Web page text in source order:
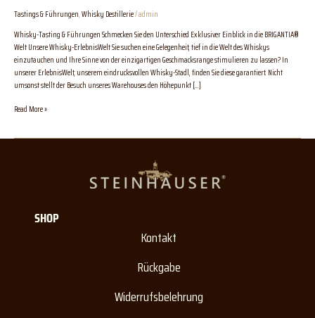
Tastings & Führungen,Whisky Destillerie/admin
Whisky-Tasting & Führungen Schmecken Sie den Unterschied Exklusiver Einblick in die BRIGANTIA®
Welt Unsere Whisky-ErlebnisWelt Sie suchen eine Gelegenheit, tief in die Welt des Whiskys
einzutauchen und Ihre Sinne von der einzigartigen Geschmacksrange stimulieren zu lassen? In
unserer ErlebnisWelt, unserem eindrucksvollen Whisky-Stadl, finden Sie diese garantiert. Nicht
umsonst stellt der Besuch unseres Warehouses den Höhepunkt […]
Read More »
SHOP
Kontakt
Rückgabe
Widerrufsbelehrung